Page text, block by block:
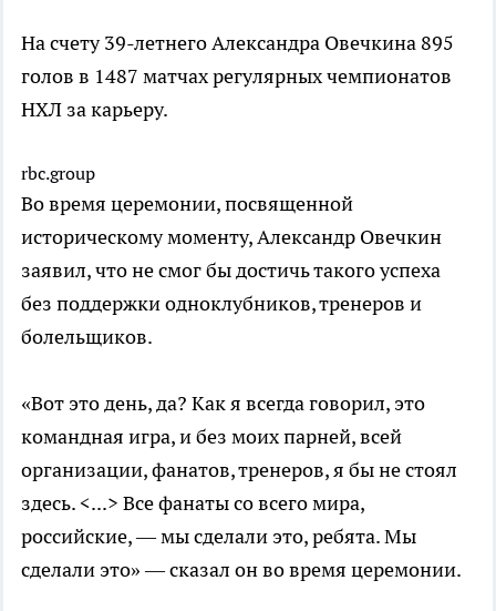
На счету 39-летнего Александра Овечкина 895
голов в 1487 матчах регулярных чемпионатов
НХЛ за карьеру.
rbc.group
Во время церемонии, посвященной
историческому моменту, Александр Овечкин
заявил, что не смог бы достичь такого успеха
без поддержки одноклубников, тренеров и
болельщиков.
«Вот это день, да? Как я всегда говорил, это
командная игра, и без моих парней, всей
организации, фанатов, тренеров, я бы не стоял
здесь. <...> Все фанаты со всего мира,
российские, — мы сделали это, ребята. Мы
сделали это» — сказал он во время церемонии.